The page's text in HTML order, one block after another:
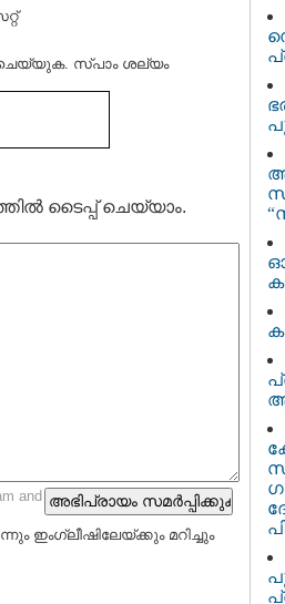
ചെയ്യുക. സ്പാം ശല്യം
ടൈപ്പ് ചെയ്യാം.
and
ഇംഗ്ലീഷിലേയ്ക്കും മറിച്ചും